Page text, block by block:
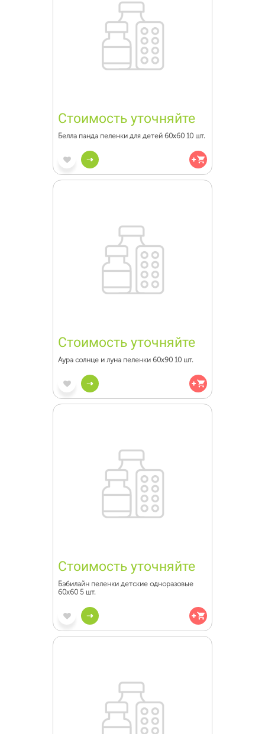
Стоимость уточняйте
Белла панда пеленки для детей 60х60 10 шт.
Стоимость уточняйте
Аура солнце и луна пеленки 60х90 10 шт.
Стоимость уточняйте
Бэбилайн пеленки детские одноразовые
60х60 5 шт.